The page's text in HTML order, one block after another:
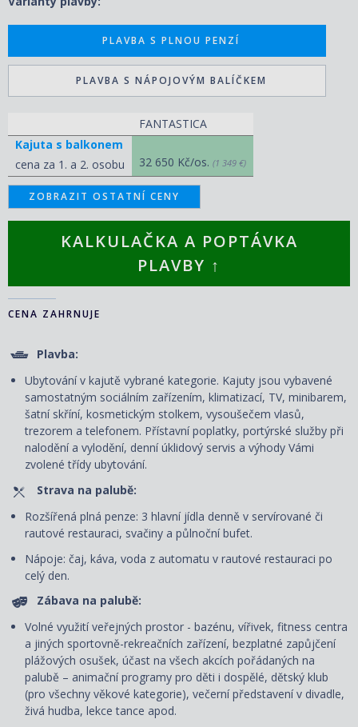
PLAVBA S PLNOU PENZÍ
PLAVBA S NÁPOJOVÝM BALÍČKEM
FANTASTICA
Kajuta s balkonem
cena za 1. a 2. osobu
32 650 Kč/os. (1 349 €)
ZOBRAZIT OSTATNÍ CENY
KALKULAČKA A POPTÁVKA
PLAVBY ↑
CENA ZAHRNUJE
Plavba:
Ubytování v kajutě vybrané kategorie. Kajuty jsou vybavené
samostatným sociálním zařízením, klimatizací, TV, minibarem,
šatní skříní, kosmetickým stolkem, vysoušečem vlasů,
trezorem a telefonem. Přístavní poplatky, portýrské služby při
nalodění a vylodění, denní úklidový servis a výhody Vámi
zvolené třídy ubytování.
Strava na palubě:
Rozšířená plná penze: 3 hlavní jídla denně v servírované či
rautové restauraci, svačiny a půlnoční bufet.
Nápoje: čaj, káva, voda z automatu v rautové restauraci po
celý den.
Zábava na palubě:
Volné využití veřejných prostor - bazénu, vířivek, fitness centra
a jiných sportovně-rekreačních zařízení, bezplatné zapůjčení
plážových osušek, účast na všech akcích pořádaných na
palubě – animační programy pro děti i dospělé, dětský klub
(pro všechny věkové kategorie), večerní představení v divadle,
živá hudba, lekce tance apod.